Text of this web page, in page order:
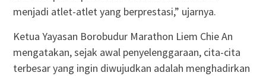
menjadi atlet-atlet yang berprestasi,” ujarnya.
Ketua Yayasan Borobudur Marathon Liem Chie An
mengatakan, sejak awal penyelenggaraan, cita-cita
terbesar yang ingin diwujudkan adalah menghadirkan